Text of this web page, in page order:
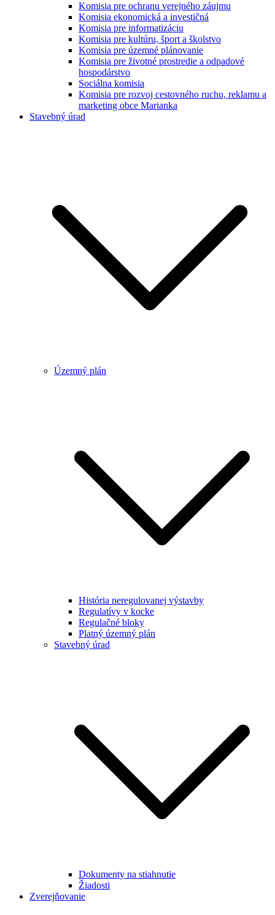
Komisia pre ochranu verejného záujmu
Komisia ekonomická a investičná
Komisia pre informatizáciu
Komisia pre kultúru, šport a školstvo
Komisia pre územné plánovanie
Komisia pre životné prostredie a odpadové
hospodárstvo
Sociálna komisia
Komisia pre rozvoj cestovného ruchu, reklamu a
marketing obce Marianka
Stavebný úrad
Územný plán
História neregulovanej výstavby
Regulatívy v kocke
Regulačné bloky
Platný územný plán
Stavebný úrad
Dokumenty na stiahnutie
Žiadosti
Zverejňovanie